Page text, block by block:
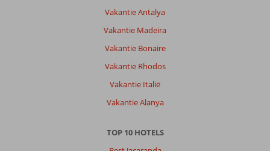
Vakantie Antalya
Vakantie Madeira
Vakantie Bonaire
Vakantie Rhodos
Vakantie Italië
Vakantie Alanya
TOP 10 HOTELS